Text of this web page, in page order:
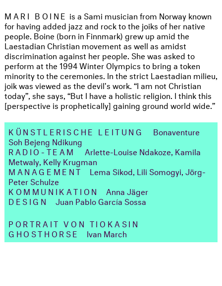
MARI BOINE ​​​​​​​ is a Sami musician from Norway known
for having added jazz and rock to the joiks of her native
people. Boine (born in Finnmark) grew up amid the
Laestadian Christian movement as well as amidst
discrimination against her people. She was asked to
perform at the 1994 Winter Olympics to bring a token
minority to the ceremonies. In the strict Laestadian milieu,
joik was viewed as the devil's work. “I am not Christian
today”, she says, “But I have a holistic religion. I think this
[perspective is prophetically] gaining ground world wide.”
KÜNSTLERISCHE LEITUNG
Bonaventure
Soh Bejeng Ndikung
RADIO-TEAM Arlette-Louise Ndakoze, Kamila
Metwaly, Kelly Krugman
MANAGEMENT
Lema Sikod, Lili Somogyi, Jörg-
Peter Schulze
KOMMUNIKATION
Anna Jäger
DESIGN
Juan Pablo García Sossa
PORTRAIT VON TIOKASIN
GHOSTHORSE
Ivan March